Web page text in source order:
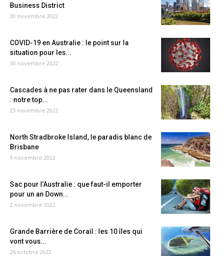
Business District
30 novembre 2022
COVID-19 en Australie : le point sur la
situation pour les...
30 novembre 2022
Cascades à ne pas rater dans le Queensland
: notre top...
23 novembre 2022
North Stradbroke Island, le paradis blanc de
Brisbane
9 novembre 2022
Sac pour l’Australie : que faut-il emporter
pour un an Down...
2 novembre 2022
Grande Barrière de Corail : les 10 îles qui
vont vous...
26 octobre 2022